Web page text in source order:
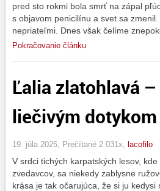
pred sto rokmi bola smrť na zápal
s objavom penicilínu a svet sa
nepriateľmi. Dnes však čelíme
Pokračovanie článku
Ľalia zlatohlavá
liečivým dotykom
19. júla 2025, Prečítané 2 031x, lacofilo
V srdci tichých karpatských lesov,
zvedavcov, sa niekedy zablysne
krása je tak očarujúca, že si ju